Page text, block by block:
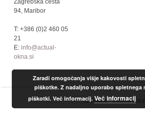
94, Maribor
T: +386 (0)2 460 05
21
E: info@actual-
okna.si
Izvedba:Utrdba
Zaradi omogočanja višje kakovosti
piškotke. Z nadaljno uporabo spletnega
piškotki. Več informacij. Več informacij